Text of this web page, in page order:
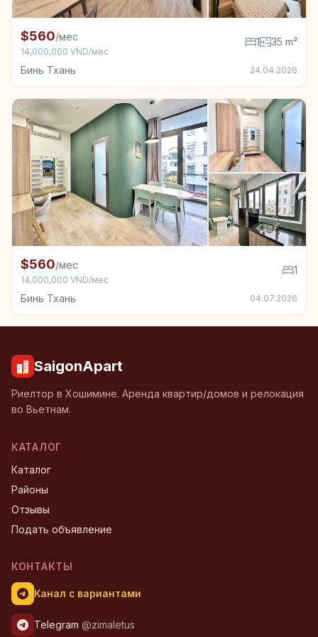
Квартира в аренду в Бинь Тхань, 1 спал., 35 m²
$560/мес
14,000,000 VND/мес
1 35 m²
Бинь Тхань 24.04.2026
Квартира в аренду в Бинь Тхань, 1 спал.
$560/мес
14,000,000 VND/мес
1
Бинь Тхань 04.07.2026
SaigonApart
Риелтор в Хошимине. Аренда квартир/домов и релокация
во Вьетнам.
КАТАЛОГ
Каталог
Районы
Отзывы
Подать объявление
КОНТАКТЫ
Канал с вариантами
Telegram @zimaletus